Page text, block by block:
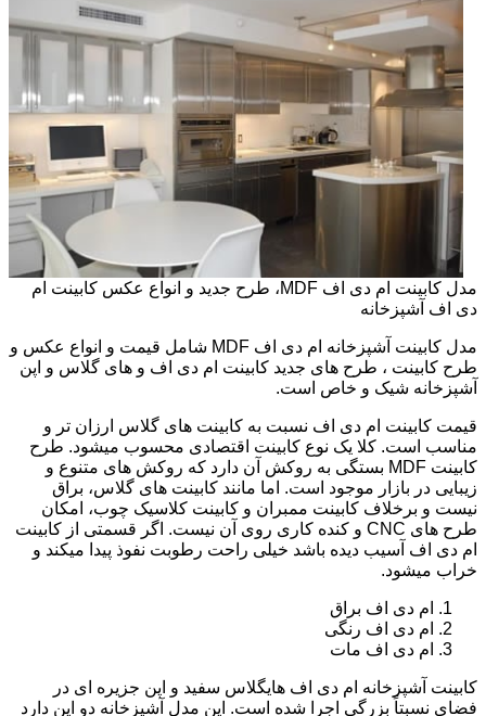
مدل کابینت ام دی اف MDF، طرح جدید و انواع عکس کابینت ام
دی اف آشپزخانه
مدل کابینت آشپزخانه ام دی اف MDF شامل قیمت و انواع عکس و
طرح کابینت ، طرح های جدید کابینت ام دی اف و های گلاس و اپن
آشپزخانه شیک و خاص است.
قیمت کابینت ام دی اف نسبت به کابینت های گلاس ارزان تر و
مناسب است. کلا یک نوع کابینت اقتصادی محسوب میشود. طرح
کابینت MDF بستگی به روکش آن دارد که روکش های متنوع و
زیبایی در بازار موجود است. اما مانند کابینت های گلاس، براق
نیست و برخلاف کابینت ممبران و کابینت کلاسیک چوب، امکان
طرح های CNC و کنده کاری روی آن نیست. اگر قسمتی از کابینت
ام دی اف آسیب دیده باشد خیلی راحت رطوبت نفوذ پیدا میکند و
خراب میشود.
ام دی اف براق
ام دی اف رنگی
ام دی اف مات
کابینت آشپزخانه ام دی اف هایگلاس سفید و اپن جزیره ای در
فضای نسبتاً بزرگی اجرا شده است. این مدل آشپزخانه دو اپن دارد